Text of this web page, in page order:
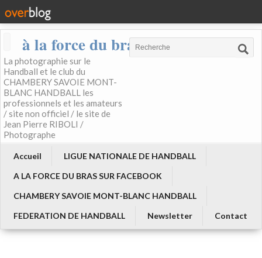
à la force du bras
La photographie sur le
Handball et le club du
CHAMBERY SAVOIE MONT-
BLANC HANDBALL les
professionnels et les amateurs
/ site non officiel / le site de
Jean Pierre RIBOLI /
Photographe
Accueil
LIGUE NATIONALE DE HANDBALL
A LA FORCE DU BRAS SUR FACEBOOK
CHAMBERY SAVOIE MONT-BLANC HANDBALL
FEDERATION DE HANDBALL
Newsletter Contact